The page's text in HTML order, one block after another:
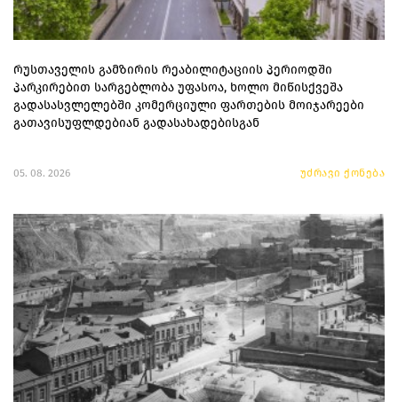
რუსთაველის გამზირის რეაბილიტაციის პერიოდში
პარკირებით სარგებლობა უფასოა, ხოლო მიწისქვეშა
გადასასვლელებში კომერციული ფართების მოიჯარეები
გათავისუფლდებიან გადასახადებისგან
05. 08. 2026 უძრავი ქონება